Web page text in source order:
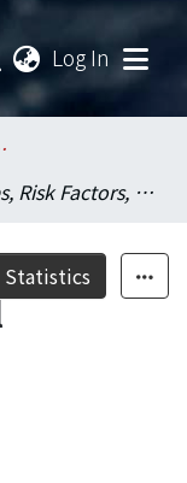
Log In
灣大學
Etiologies, Risk Factors, Radiological Manifestations, and Outcome in Spontaneous Intracerebral Hemorrhage
Statistics